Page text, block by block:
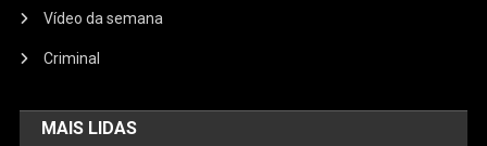
Vídeo da semana
Criminal
MAIS LIDAS